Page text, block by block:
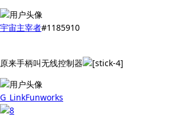
宇宙主宰者#1185910
原来手柄叫无线控制器
G_LinkFunworks